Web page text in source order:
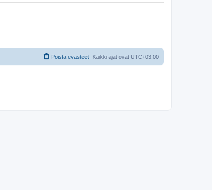
Kaikki ajat ovat UTC+03:00
Poista evästeet